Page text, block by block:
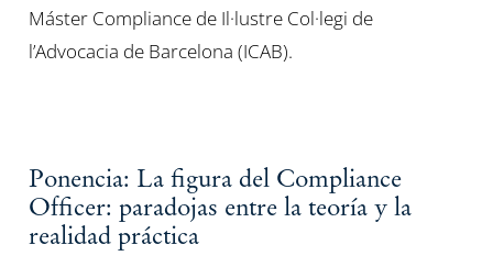
Máster Compliance de Il·lustre Col·legi de
l’Advocacia de Barcelona (ICAB).
Ponencia: La figura del Compliance
Officer: paradojas entre la teoría y la
realidad práctica